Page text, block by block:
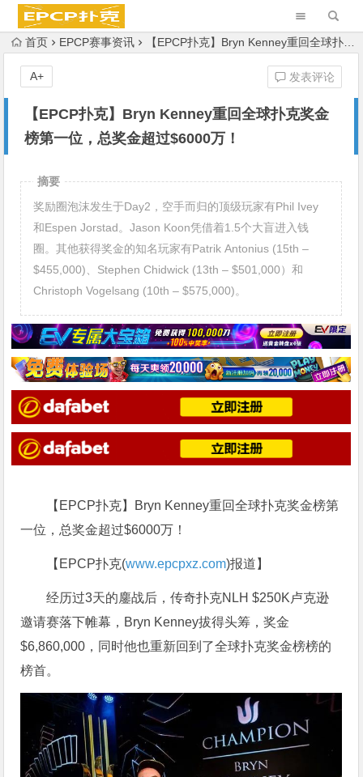
首页 EPCP赛事资讯 【EPCP扑克】Bryn Kenney重回全球扑克奖金榜第一位，总奖金超过$6000万！
【EPCP扑克】Bryn Kenney重回全球扑克奖金
榜第一位，总奖金超过$6000万！
发表评论
A+
摘要
奖励圈泡沫发生于Day2，空手而归的顶级玩家有Phil Ivey
和Espen Jorstad。Jason Koon凭借着1.5个大盲进入钱
圈。其他获得奖金的知名玩家有Patrik Antonius (15th –
$455,000)、Stephen Chidwick (13th – $501,000）和
Christoph Vogelsang (10th – $575,000)。
【EPCP扑克】Bryn Kenney重回全球扑克奖金榜第
一位，总奖金超过$6000万！
【EPCP扑克(www.epcpxz.com)报道】
经历过3天的鏖战后，传奇扑克NLH $250K卢克逊
邀请赛落下帷幕，Bryn Kenney拔得头筹，奖金
$6,860,000，同时他也重新回到了全球扑克奖金榜榜的
榜首。